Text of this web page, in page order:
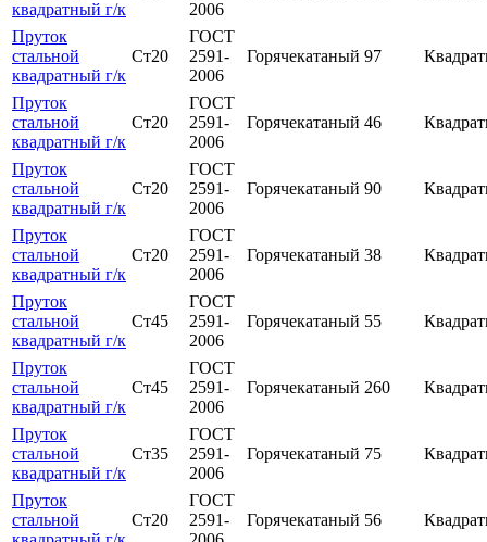
квадратный г/к
2006
Пруток
стальной
квадратный г/к
Ст20
ГОСТ
2591-
2006
Горячекатаный 97
Пруток
стальной
квадратный г/к
Ст20
ГОСТ
2591-
2006
Горячекатаный 46
Пруток
стальной
квадратный г/к
Ст20
ГОСТ
2591-
2006
Горячекатаный 90
Пруток
стальной
квадратный г/к
Ст20
ГОСТ
2591-
2006
Горячекатаный 38
Пруток
стальной
квадратный г/к
Ст45
ГОСТ
2591-
2006
Горячекатаный 55
Пруток
стальной
квадратный г/к
Ст45
ГОСТ
2591-
2006
Горячекатаный 260
Пруток
стальной
квадратный г/к
Ст35
ГОСТ
2591-
2006
Горячекатаный 75
Пруток
стальной
Ст20
ГОСТ
2591-
Горячекатаный 56